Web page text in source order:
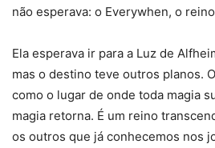
não esperava: o Everywhen, o
Ela esperava ir para a Luz de
mas o destino teve outros planos.
como o lugar de onde toda magia
magia retorna. É um reino
os outros que já conhecemos nos